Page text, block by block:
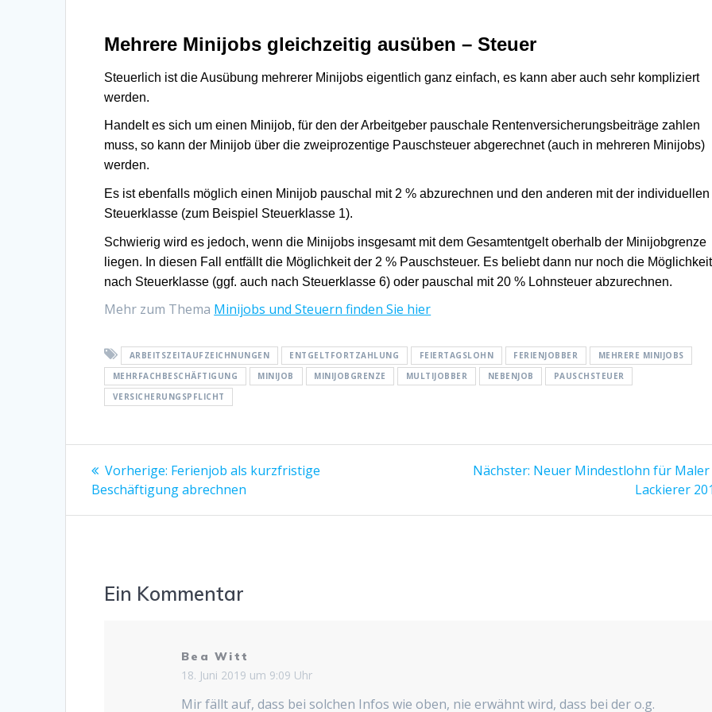
Mehrere Minijobs gleichzeitig ausüben – Steuer
Steuerlich ist die Ausübung mehrerer Minijobs eigentlich ganz einfach, es kann aber auch sehr kompliziert
werden.
Handelt es sich um einen Minijob, für den der Arbeitgeber pauschale Rentenversicherungsbeiträge zahlen
muss, so kann der Minijob über die zweiprozentige Pauschsteuer abgerechnet (auch in mehreren Minijobs)
werden.
Es ist ebenfalls möglich einen Minijob pauschal mit 2 % abzurechnen und den anderen mit der individuellen
Steuerklasse (zum Beispiel Steuerklasse 1).
Schwierig wird es jedoch, wenn die Minijobs insgesamt mit dem Gesamtentgelt oberhalb der Minijobgrenze
liegen. In diesen Fall entfällt die Möglichkeit der 2 % Pauschsteuer. Es beliebt dann nur noch die Möglichkeit
nach Steuerklasse (ggf. auch nach Steuerklasse 6) oder pauschal mit 20 % Lohnsteuer abzurechnen.
Mehr zum Thema Minijobs und Steuern finden Sie hier
ARBEITSZEITAUFZEICHNUNGEN ENTGELTFORTZAHLUNG FEIERTAGSLOHN FERIENJOBBER
MEHRERE MINIJOBS
MEHRFACHBESCHÄFTIGUNG
MINIJOB MINIJOBGRENZE MULTIJOBBER NEBENJOB
PAUSCHSTEUER
VERSICHERUNGSPFLICHT
Beitragsnavigation
Vorherige: Vorheriger
Beitrag:
Ferienjob als kurzfristige
Beschäftigung abrechnen
Nächster: Nächster
Neuer Mindestlohn für
Lackierer
Ein Kommentar
Bea Witt
18. Juni 2019 um 9:09 Uhr
Mir fällt auf, dass bei solchen Infos wie oben, nie erwähnt wird, dass bei der o.g.